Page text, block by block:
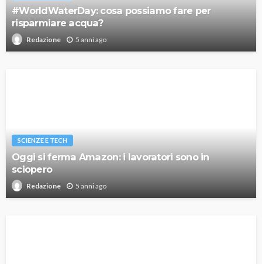
#WorldWaterDay: cosa possiamo fare per
risparmiare acqua?
Redazione 5 anni ago
SCIENZE E TECH
Oggi si ferma Amazon: i lavoratori sono in
sciopero
Redazione 5 anni ago